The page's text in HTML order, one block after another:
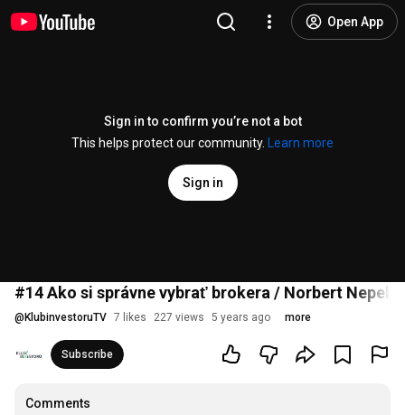
Open App
Sign in to confirm you’re not a bot
This helps protect our community.
Learn more
Sign in
#14 Ako si správne vybrať brokera / Norbert Nepela
@ KlubinvestoruTV 7 likes 227 views 5 years ago more
Subscribe
Comments